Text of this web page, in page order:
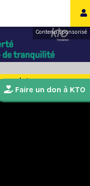
Contenu sponsorisé
de trouver un
Faire un don à KTO